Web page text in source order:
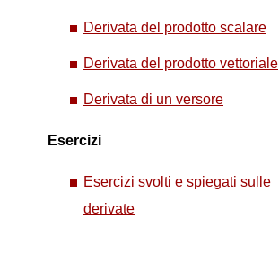
Derivata del prodotto scalare
Derivata del prodotto vettoriale
Derivata di un versore
Esercizi
Esercizi svolti e spiegati sulle
derivate